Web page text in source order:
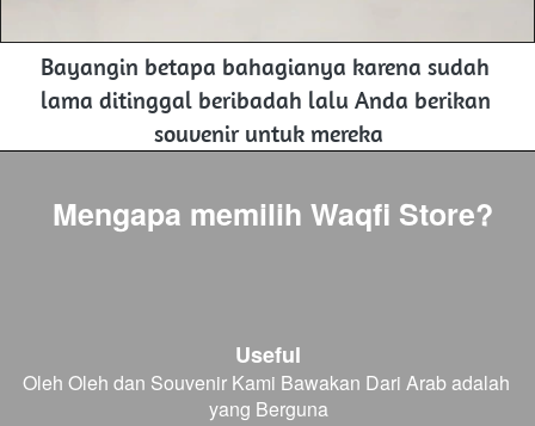
Bayangin betapa bahagianya karena sudah
lama ditinggal beribadah lalu Anda berikan
souvenir untuk mereka
Mengapa memilih Waqfi Store?
Useful
Oleh Oleh dan Souvenir Kami Bawakan Dari Arab adalah
yang Berguna